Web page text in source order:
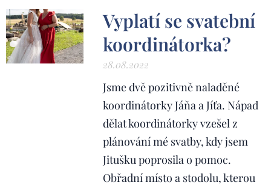
Vyplatí se svatební
koordinátorka?
28.08.2022
Jsme dvě pozitivně naladěné
koordinátorky Jáňa a Jíťa. Nápad
dělat koordinátorky vzešel z
plánování mé svatby, kdy jsem
Jitušku poprosila o pomoc.
Obřadní místo a stodolu, kterou